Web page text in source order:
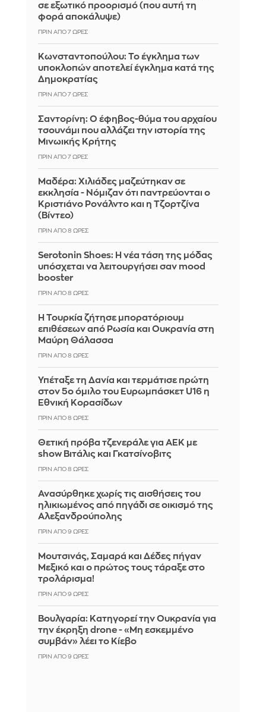
σε εξωτικό προορισμό (που αυτή τη
φορά αποκάλυψε)
ΠΡΙΝ ΑΠΌ 7 ΏΡΕΣ
Κωνσταντοπούλου: Το έγκλημα των
υποκλοπών αποτελεί έγκλημα κατά της
Δημοκρατίας
ΠΡΙΝ ΑΠΌ 7 ΏΡΕΣ
Σαντορίνη: Ο έφηβος-θύμα του αρχαίου
τσουνάμι που αλλάζει την ιστορία της
Μινωικής Κρήτης
ΠΡΙΝ ΑΠΌ 7 ΏΡΕΣ
Μαδέρα: Χιλιάδες μαζεύτηκαν σε
εκκλησία - Νόμιζαν ότι παντρεύονται ο
Κριστιάνο Ρονάλντο και η Τζορτζίνα
(Βίντεο)
ΠΡΙΝ ΑΠΌ 8 ΏΡΕΣ
Serotonin Shoes: Η νέα τάση της μόδας
υπόσχεται να λειτουργήσει σαν mood
booster
ΠΡΙΝ ΑΠΌ 8 ΏΡΕΣ
Η Τουρκία ζήτησε μπορατόριουμ
επιθέσεων από Ρωσία και Ουκρανία στη
Μαύρη Θάλασσα
ΠΡΙΝ ΑΠΌ 8 ΏΡΕΣ
Υπέταξε τη Δανία και τερμάτισε πρώτη
στον 5ο όμιλο του Ευρωμπάσκετ U16 η
Εθνική Κορασίδων
ΠΡΙΝ ΑΠΌ 8 ΏΡΕΣ
Θετική πρόβα τζενεράλε για ΑΕΚ με
show Βιτάλις και Γκατσίνοβιτς
ΠΡΙΝ ΑΠΌ 8 ΏΡΕΣ
Ανασύρθηκε χωρίς τις αισθήσεις του
ηλικιωμένος από πηγάδι σε οικισμό της
Αλεξανδρούπολης
ΠΡΙΝ ΑΠΌ 9 ΏΡΕΣ
Μουτσινάς, Σαμαρά και Δέδες πήγαν
Μεξικό και ο πρώτος τους τάραξε στο
τρολάρισμα!
ΠΡΙΝ ΑΠΌ 9 ΏΡΕΣ
Βουλγαρία: Κατηγορεί την Ουκρανία για
την έκρηξη drone - «Μη εσκεμμένο
συμβάν» λέει το Κίεβο
ΠΡΙΝ ΑΠΌ 9 ΏΡΕΣ